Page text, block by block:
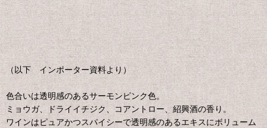
（以下 インポーター資料より）
色合いは透明感のあるサーモンピンク色。
ミョウガ、ドライイチジク、コアントロー、紹興酒の香り。
ワインはピュアかつスパイシーで透明感のあるエキスにボリューム